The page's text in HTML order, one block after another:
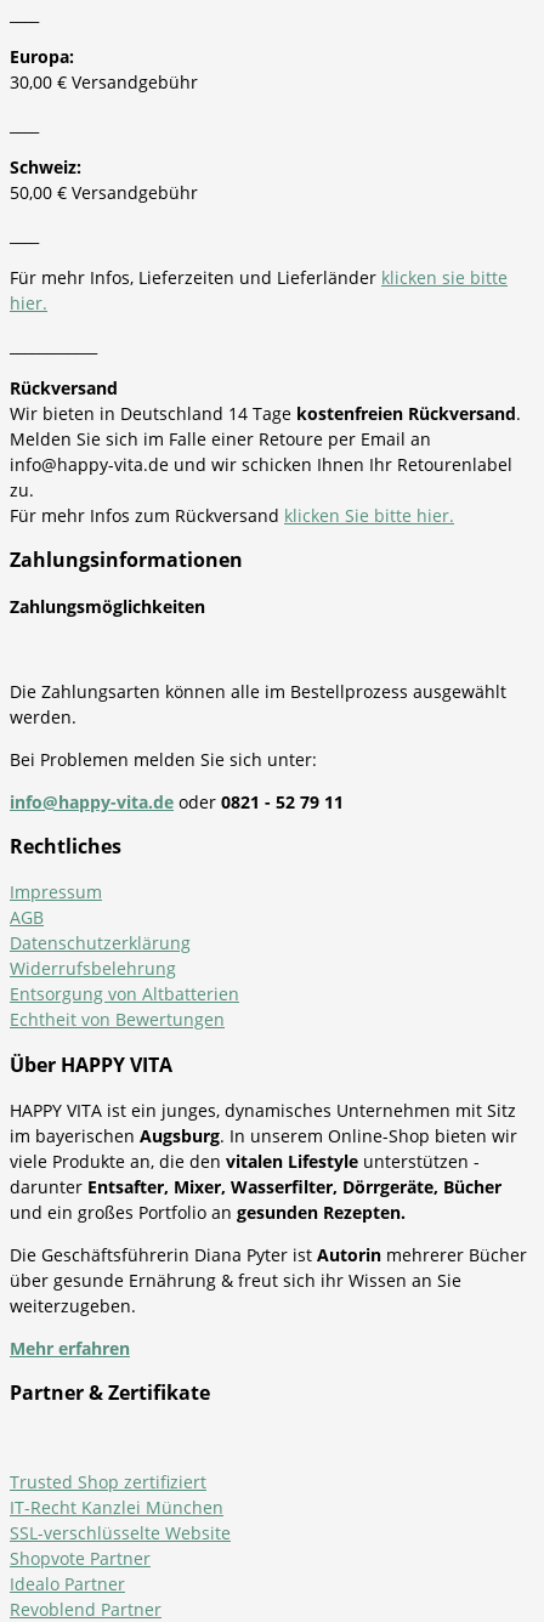
Europa:
30,00 € Versandgebühr
Schweiz:
50,00 € Versandgebühr
Für mehr Infos, Lieferzeiten und Lieferländer klicken sie bitte
hier.
Rückversand
Wir bieten in Deutschland 14 Tage kostenfreien Rückversand.
Melden Sie sich im Falle einer Retoure per Email an
info@happy-vita.de und wir schicken Ihnen Ihr Retourenlabel
zu.
Für mehr Infos zum Rückversand klicken Sie bitte hier.
Zahlungsinformationen
Zahlungsmöglichkeiten
Die Zahlungsarten können alle im Bestellprozess ausgewählt
werden.
Bei Problemen melden Sie sich unter:
info@happy-vita.de oder 0821 - 52 79 11
Rechtliches
Impressum
AGB
Datenschutzerklärung
Widerrufsbelehrung
Entsorgung von Altbatterien
Echtheit von Bewertungen
Über HAPPY VITA
HAPPY VITA ist ein junges, dynamisches Unternehmen mit Sitz
im bayerischen Augsburg. In unserem Online-Shop bieten wir
viele Produkte an, die den vitalen Lifestyle unterstützen -
darunter Entsafter, Mixer, Wasserfilter, Dörrgeräte, Bücher
und ein großes Portfolio an gesunden Rezepten.
Die Geschäftsführerin Diana Pyter ist Autorin mehrerer Bücher
über gesunde Ernährung & freut sich ihr Wissen an Sie
weiterzugeben.
Mehr erfahren
Partner & Zertifikate
Trusted Shop zertifiziert
IT-Recht Kanzlei München
SSL-verschlüsselte Website
Shopvote Partner
Idealo Partner
Revoblend Partner